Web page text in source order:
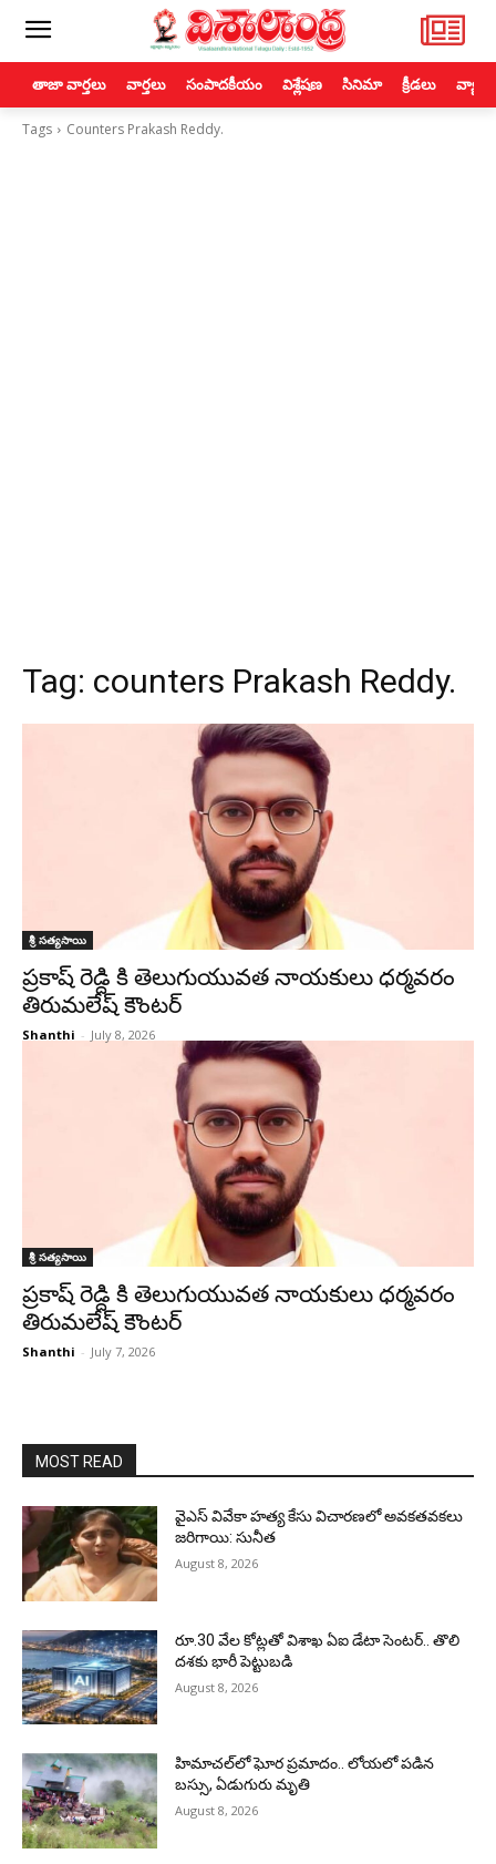
తాజా వార్తలు వార్తలు సంపాదకీయం విశ్లేషణ సినిమా క్రీడలు
Tags Counters Prakash Reddy.
Tag: counters Prakash Reddy.
శ్రీ సత్యసాయి
ప్రకాష్ రెడ్ది కి తెలుగుయువత నాయకులు ధర్మవరం
తిరుమలేష్ కౌంటర్
Shanthi - July 8, 2026
శ్రీ సత్యసాయి
ప్రకాష్ రెడ్ది కి తెలుగుయువత నాయకులు ధర్మవరం
తిరుమలేష్ కౌంటర్
Shanthi - July 7, 2026
MOST READ
వైఎస్ వివేకా హత్య కేసు విచారణలో అవకతవకలు
జరిగాయి: సునీత
August 8, 2026
రూ.30 వేల కోట్లతో విశాఖ ఏఐ డేటా సెంటర్‌.. తొలి
దశకు భారీ పెట్టుబడి
August 8, 2026
హిమాచల్‌లో ఘోర ప్రమాదం.. లోయలో పడిన
బస్సు, ఏడుగురు మృతి
August 8, 2026